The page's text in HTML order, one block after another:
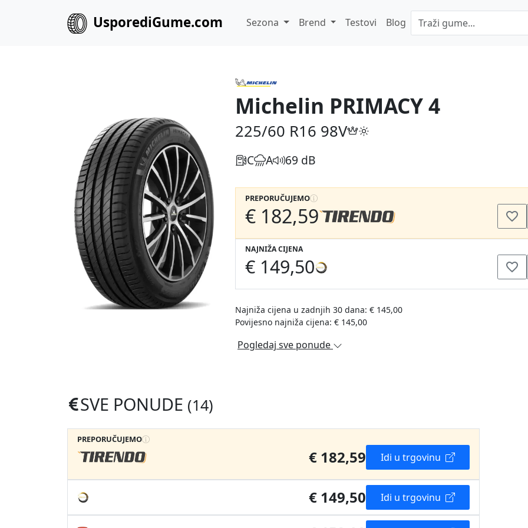
UsporediGume.com Sezona Brend Testovi Blog
Michelin PRIMACY 4
225/60 R16 98V
C A 69 dB
PREPORUČUJEMO
€ 182,59
NAJNIŽA CIJENA
€ 149,50
Najniža cijena u zadnjih 30 dana: € 145,00
Povijesno najniža cijena: € 145,00
Pogledaj sve ponude
SVE PONUDE (14)
PREPORUČUJEMO
€ 182,59 Idi u trgovinu
€ 149,50 Idi u trgovinu